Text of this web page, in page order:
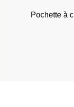
Pochette à